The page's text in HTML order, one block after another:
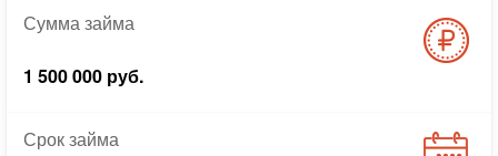
Суммазайма
1 500 000 руб.
Срокзайма